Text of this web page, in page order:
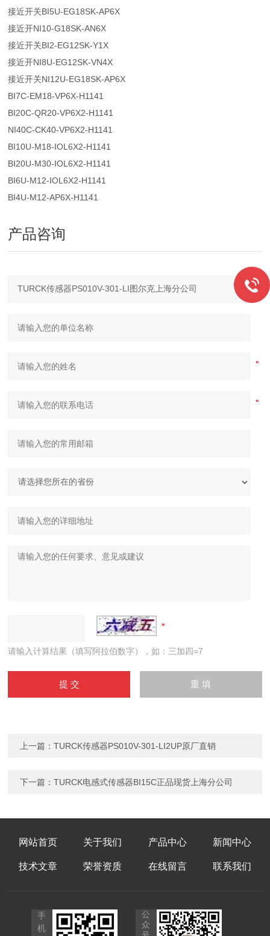
接近开关BI5U-EG18SK-AP6X
接近开NI10-G18SK-AN6X
接近开关BI2-EG12SK-Y1X
接近开NI8U-EG12SK-VN4X
接近开关NI12U-EG18SK-AP6X
BI7C-EM18-VP6X-H1141
BI20C-QR20-VP6X2-H1141
NI40C-CK40-VP6X2-H1141
BI10U-M18-IOL6X2-H1141
BI20U-M30-IOL6X2-H1141
BI6U-M12-IOL6X2-H1141
BI4U-M12-AP6X-H1141
产品咨询
请输入计算结果（填写阿拉伯数字），如：三加四=7
上一篇：TURCK传感器PS010V-301-LI2UP原厂直销
下一篇：TURCK电感式传感器BI15C正品现货上海分公司
网站首页 关于我们 产品中心 新闻中心
技术文章 荣誉资质 在线留言 联系我们
手
机
公
众